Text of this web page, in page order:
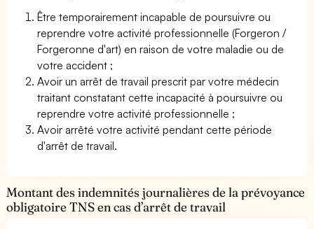
Être temporairement incapable de poursuivre ou
reprendre votre activité professionnelle (Forgeron /
Forgeronne d'art) en raison de votre maladie ou de
votre accident ;
Avoir un arrêt de travail prescrit par votre médecin
traitant constatant cette incapacité à poursuivre ou
reprendre votre activité professionnelle ;
Avoir arrêté votre activité pendant cette période
d'arrêt de travail.
Montant des indemnités journalières de la prévoyance
obligatoire TNS en cas d’arrêt de travail